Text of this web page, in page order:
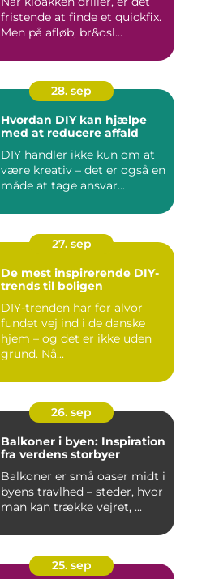
fristende at finde et quickfix.
Men på afløb, br&osl...
28. sep
Hvordan DIY kan hjælpe
med at reducere affald
DIY handler ikke kun om at
være kreativ – det er også en
måde at tage ansvar...
27. sep
De mest inspirerende DIY-
trends til boligen
DIY-trenden har for alvor
fundet vej ind i de danske
hjem – og det er ikke uden
grund. Nå...
26. sep
Balkoner i byen: Inspiration
fra verdens storbyer
Balkoner er små oaser midt i
byens travlhed – steder, hvor
man kan trække vejret, ...
25. sep